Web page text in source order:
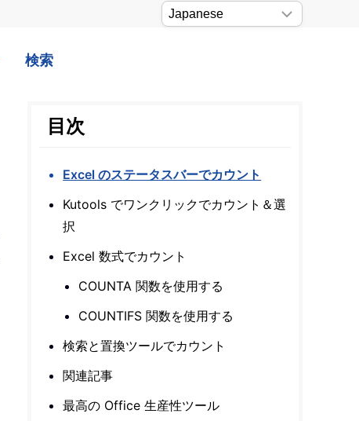
検索
目次
Excel のステータスバーでカウント
Kutools でワンクリックでカウント＆選
択
Excel 数式でカウント
COUNTA 関数を使用する
COUNTIFS 関数を使用する
検索と置換ツールでカウント
関連記事
最高の Office 生産性ツール